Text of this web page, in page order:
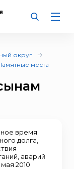
округ
места
время
долга,
аварий
2010